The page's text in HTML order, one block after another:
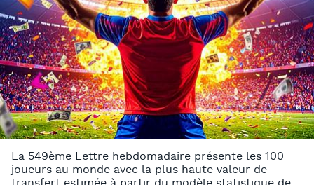
La 549ème Lettre hebdomadaire présente les 100
joueurs au monde avec la plus haute valeur de